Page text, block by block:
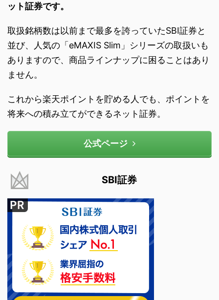
ット証券です。
取扱銘柄数は以前まで最多を誇っていたSBI証券と
並び、人気の「eMAXIS Slim」シリーズの取扱いも
ありますので、商品ラインナップに困ることはあり
ません。
これから楽天ポイントを貯める人でも、ポイントを
将来への積み立てができるネット証券。
公式ページ
SBI証券